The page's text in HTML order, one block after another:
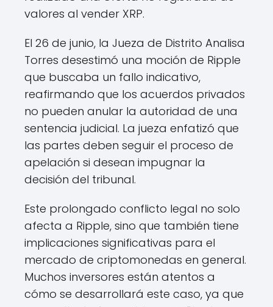
valores al vender XRP.
El 26 de junio, la Jueza de Distrito Analisa
Torres desestimó una moción de Ripple
que buscaba un fallo indicativo,
reafirmando que los acuerdos privados
no pueden anular la autoridad de una
sentencia judicial. La jueza enfatizó que
las partes deben seguir el proceso de
apelación si desean impugnar la
decisión del tribunal.
Este prolongado conflicto legal no solo
afecta a Ripple, sino que también tiene
implicaciones significativas para el
mercado de criptomonedas en general.
Muchos inversores están atentos a
cómo se desarrollará este caso, ya que